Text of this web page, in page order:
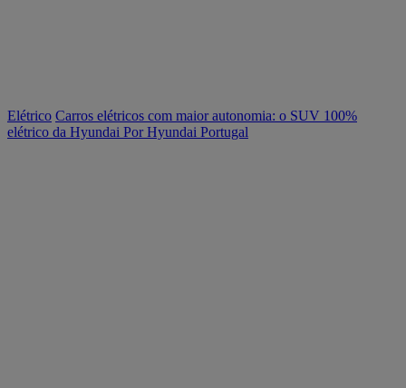
Elétrico Carros elétricos com maior autonomia: o SUV 100%
elétrico da Hyundai Por Hyundai Portugal